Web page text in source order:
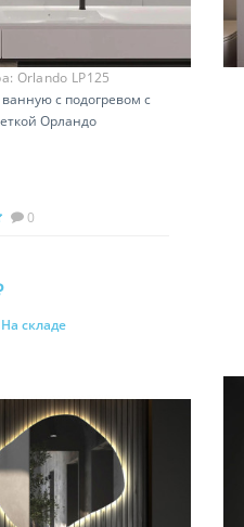
Orlando LP125
с подогревом с
Орландо
0
На складе